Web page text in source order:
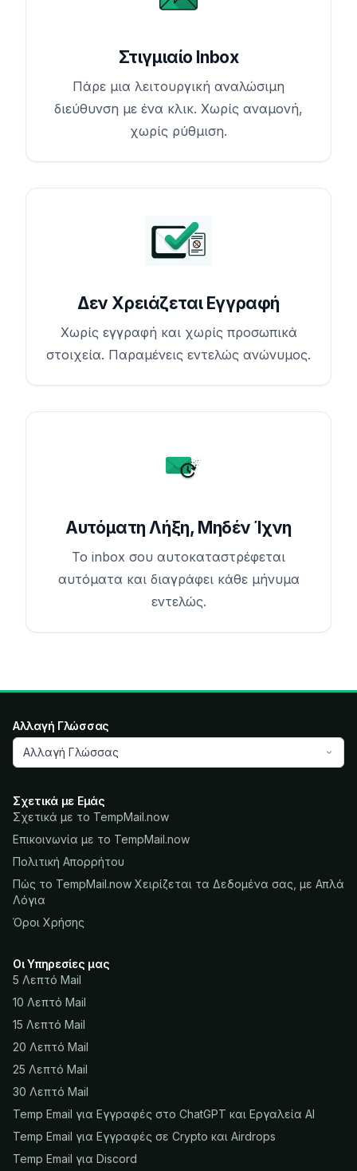
Στιγμιαίο Inbox
Πάρε μια λειτουργική αναλώσιμη
διεύθυνση με ένα κλικ. Χωρίς αναμονή,
χωρίς ρύθμιση.
Δεν Χρειάζεται Εγγραφή
Χωρίς εγγραφή και χωρίς προσωπικά
στοιχεία. Παραμένεις εντελώς ανώνυμος.
Αυτόματη Λήξη, Μηδέν Ίχνη
Το inbox σου αυτοκαταστρέφεται
αυτόματα και διαγράφει κάθε μήνυμα
εντελώς.
Αλλαγή Γλώσσας
Αλλαγή Γλώσσας
Σχετικά με Εμάς
Σχετικά με το TempMail.now
Επικοινωνία με το TempMail.now
Πολιτική Απορρήτου
Πώς το TempMail.now Χειρίζεται τα Δεδομένα σας, με Απλά
Λόγια
Όροι Χρήσης
Οι Υπηρεσίες μας
5 Λεπτό Mail
10 Λεπτό Mail
15 Λεπτό Mail
20 Λεπτό Mail
25 Λεπτό Mail
30 Λεπτό Mail
Temp Email για Εγγραφές στο ChatGPT και Εργαλεία AI
Temp Email για Εγγραφές σε Crypto και Airdrops
Temp Email για Discord